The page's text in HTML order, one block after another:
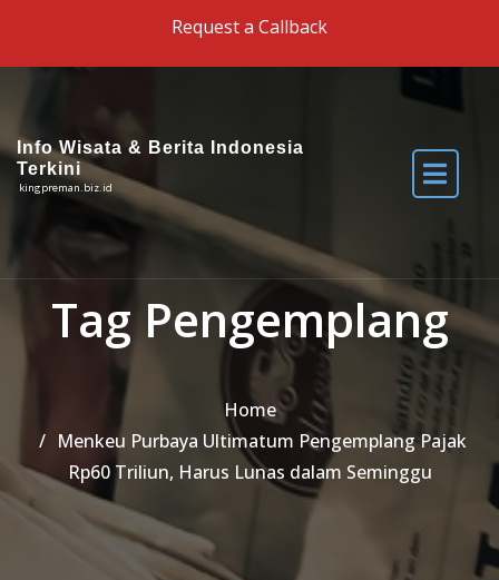
Request a Callback
Info Wisata & Berita Indonesia
Terkini
kingpreman.biz.id
Tag Pengemplang
Home
Menkeu Purbaya Ultimatum Pengemplang Pajak
Rp60 Triliun, Harus Lunas dalam Seminggu